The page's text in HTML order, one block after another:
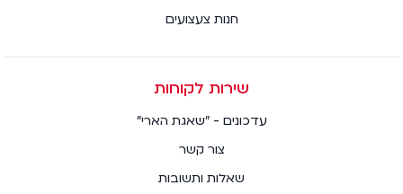
חנות צעצועים
שירות לקוחות
עדכונים - "שאגת הארי"
צור קשר
שאלות ותשובות